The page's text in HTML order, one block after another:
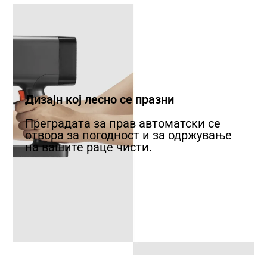
Дизајн кој лесно се празни
Преградата за прав автоматски се
отвора за погодност и за одржување
на вашите раце чисти.